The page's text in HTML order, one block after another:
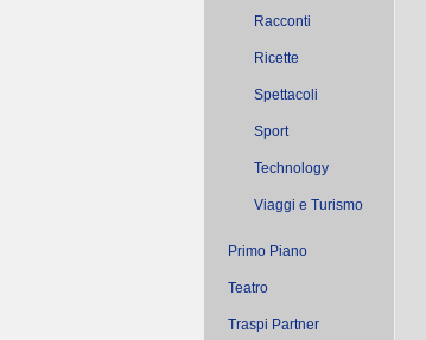
Racconti
Ricette
Spettacoli
Sport
Technology
Viaggi e Turismo
Primo Piano
Teatro
Traspi Partner